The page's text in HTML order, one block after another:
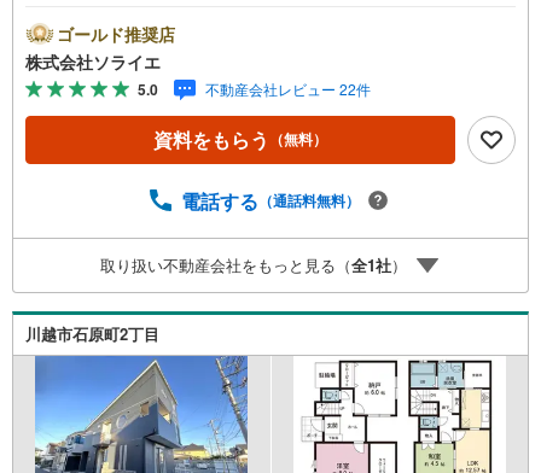
スピーディをモットーにお客さん目線での営業を心がけて
おり、営業マンの差を実感してください！◆他社様でご紹
介されている物件も一緒にご提案できます。◆おまとめロ
ーン（消費者金融系・車のローン・カード系の借入・エア
コン等の電化製品等）もおまとめ可能です。◆お忙しいと
きは現地待合せ＆現地解散できます。◆勤続年数が1年未満
ください！売買・賃貸・売却相談・相続相談・空家管理・
合わせ・ご来店お待ちしております！（＾＾）！
ゴールド推奨店
株式会社ソライエ
5.0 不動産会社レビュー 22件
資料をもらう （無料）
電話する （通話料無料）
取り扱い不動産会社をもっと見る（全1社）
川越市石原町2丁目